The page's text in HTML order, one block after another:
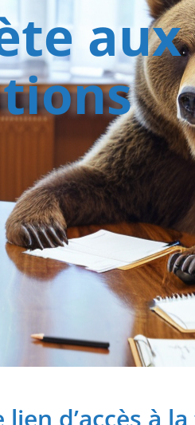
aux
d’accès à